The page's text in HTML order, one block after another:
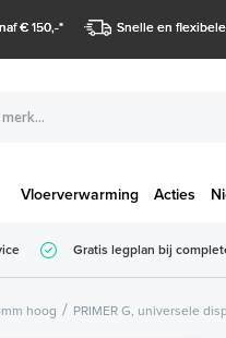
€ 150,-* Snelle en
Vloerverwarming Acties
Gratis legplan bij
hoog PRIMER G, universele